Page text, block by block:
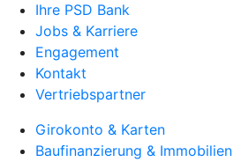
Ihre PSD Bank
Jobs & Karriere
Engagement
Kontakt
Vertriebspartner
Girokonto & Karten
Baufinanzierung & Immobilien